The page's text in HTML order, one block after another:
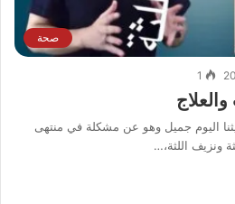
صحة
1
والعلاج
اليوم جميل وهو عن مشكلة في منتهى
ونزيف اللثة،…